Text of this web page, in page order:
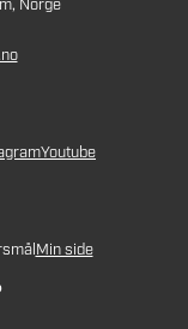
Norge
Youtube
Min side